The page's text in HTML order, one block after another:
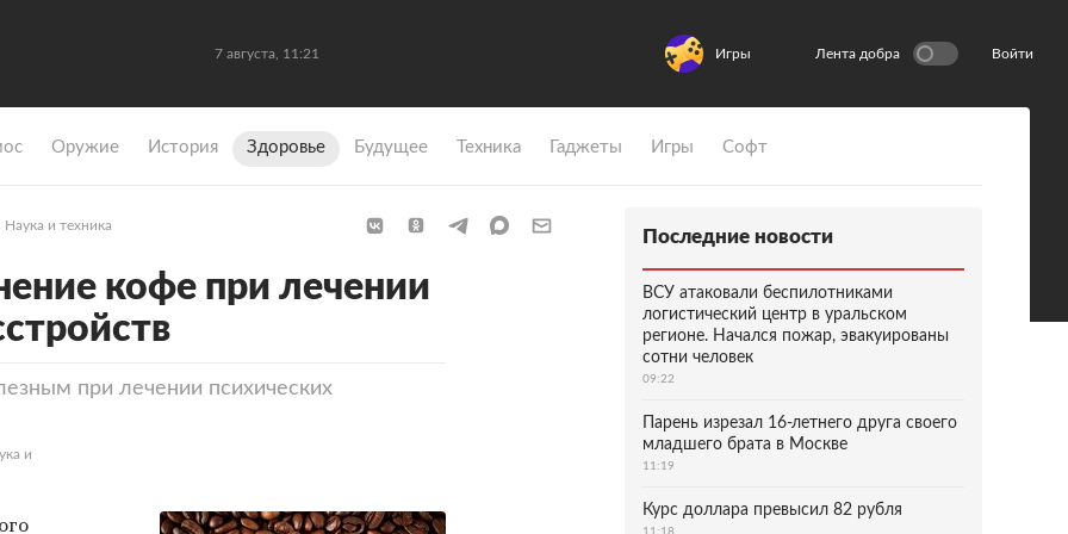
7 августа, 11:21 Игры Лента добра Войти
Оружие История Здоровье Будущее Техника Гаджеты Игры Софт
Наука и техника
кофе при лечении
при лечении психических
и
Последние новости
ВСУ атаковали беспилотниками
логистический центр в уральском
регионе. Начался пожар, эвакуированы
сотни человек
09:22
Парень изрезал 16-летнего друга своего
младшего брата в Москве
11:19
Курс доллара превысил 82 рубля
11:18